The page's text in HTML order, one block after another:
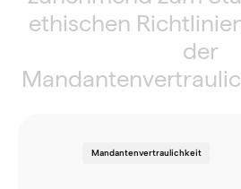
ethischen
der
Mandantenvertraulichkeit